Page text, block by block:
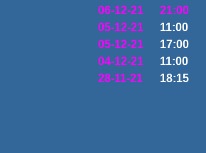
06-12-21
21:00
05-12-21
11:00
05-12-21
17:00
04-12-21
11:00
28-11-21
18:15